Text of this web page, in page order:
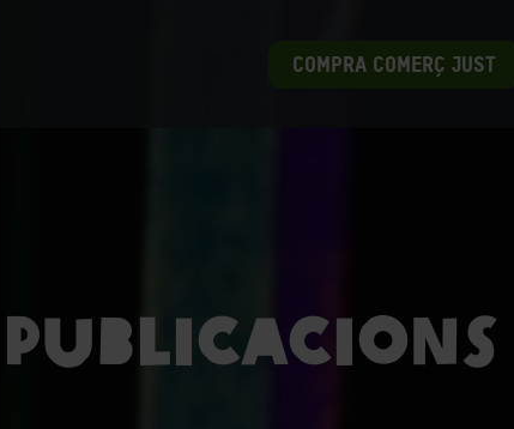
COMPRA COMERÇ JUST
Publicacions